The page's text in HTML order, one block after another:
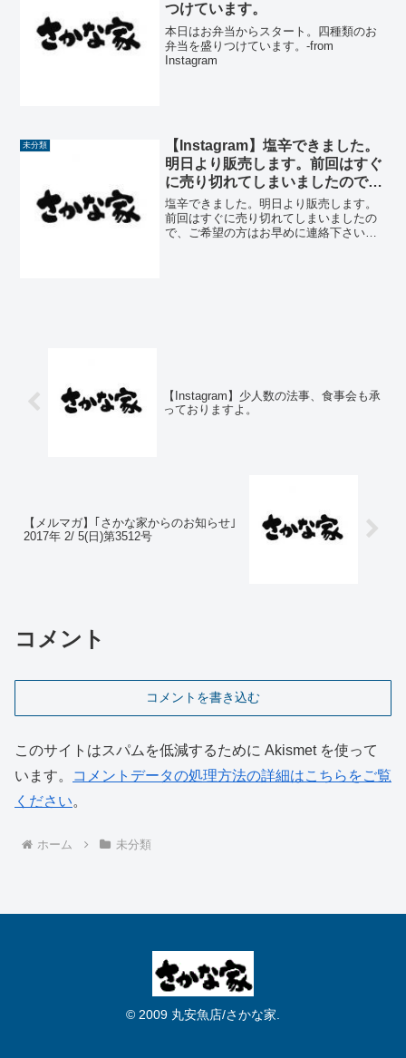
つけています。
本日はお弁当からスタート。四種類のお
弁当を盛りつけています。-from
Instagram
未分類
【Instagram】塩辛できました。
明日より販売します。前回はすぐ
に売り切れてしまいましたので、
ご希望の方はお早めに連絡下さ
い。今回はイカの入荷が少なく少
し値が上がったので100ｸﾞﾗﾑ480
塩辛できました。明日より販売します。
前回はすぐに売り切れてしまいましたの
で、ご希望の方はお早めに連絡下さい。
【Instagram】少人数の法事、食事会も承
っておりますよ。
【メルマガ】｢さかな家からのお知らせ｣
2017年 2/ 5(日)第3512号
コメント
コメントを書き込む
このサイトはスパムを低減するために Akismet を使って
います。
コメントデータの処理方法の詳細はこちらをご覧
ください。
ホーム 未分類
© 2009 丸安魚店/さかな家.